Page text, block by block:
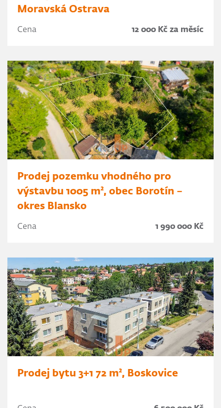
Moravská Ostrava
Cena 12 000 Kč za měsíc
Prodej pozemku vhodného pro
výstavbu 1005 m², obec Borotín –
okres Blansko
Cena 1 990 000 Kč
Prodej bytu 3+1 72 m², Boskovice